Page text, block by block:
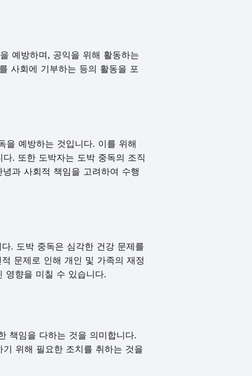
예방하며, 공익을 위해 활동하는
사회에 기부하는 등의 활동을 포
을 예방하는 것입니다. 이를 위해
. 또한 도박자는 도박 중독의 조직
과 사회적 책임을 고려하여 수행
. 도박 중독은 심각한 건강 문제를
문제로 인해 개인 및 가족의 재정
영향을 미칠 수 있습니다.
책임을 다하는 것을 의미합니다.
위해 필요한 조치를 취하는 것을